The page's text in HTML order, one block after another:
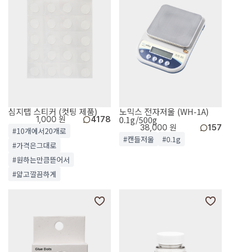
심지탭 스티커 (컷팅 제품)
1,000 원 4178
#10개에서20개로
#가격은그대로
#원하는만큼뜯어서
#얇고깔끔하게
노믹스 전자저울 (WH-1A)
0.1g/500g
38,000 원 157
#캔들저울 #0.1g